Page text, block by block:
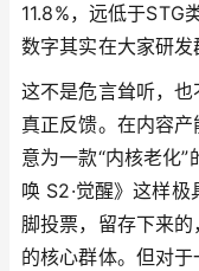
11.8%，远低于STG
数字其实在大家研发
这不是危言耸听，也
真正反馈。在内容
意为一款“内核老化
唤 S2·觉醒》这样
脚投票，留存下来
的核心群体。但对于